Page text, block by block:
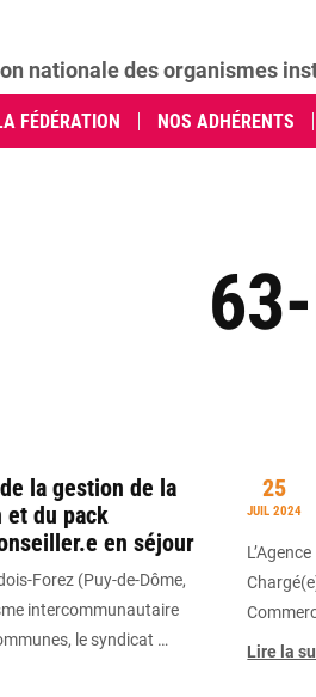
nationale des organismes
FÉDÉRATION NOS ADHÉRENTS
la gestion de la
et du pack
en séjour
Forez (Puy-de-Dôme,
intercommunautaire
le syndicat …
25
JUIL 2024
Lire la